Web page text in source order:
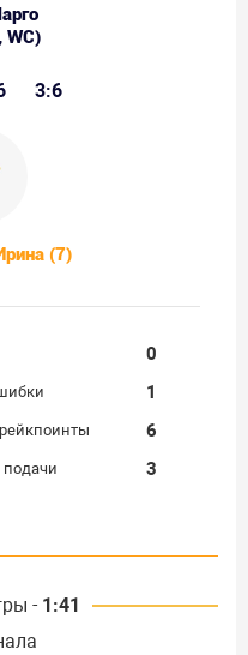
WC)
3:6
(7)
0
1
6
3
- 1:41